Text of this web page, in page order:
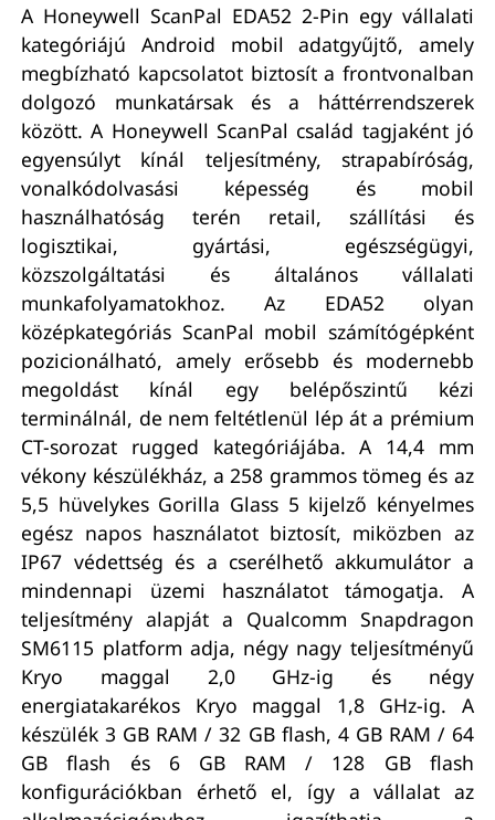
A Honeywell ScanPal EDA52 2-Pin egy vállalati
kategóriájú Android mobil adatgyűjtő, amely
megbízható kapcsolatot biztosít a frontvonalban
dolgozó munkatársak és a háttérrendszerek
között. A Honeywell ScanPal család tagjaként jó
egyensúlyt kínál teljesítmény, strapabíróság,
vonalkódolvasási képesség és mobil
használhatóság terén retail, szállítási és
logisztikai, gyártási, egészségügyi,
közszolgáltatási és általános vállalati
munkafolyamatokhoz. Az EDA52 olyan
középkategóriás ScanPal mobil számítógépként
pozicionálható, amely erősebb és modernebb
megoldást kínál egy belépőszintű kézi
terminálnál, de nem feltétlenül lép át a prémium
CT-sorozat rugged kategóriájába. A 14,4 mm
vékony készülékház, a 258 grammos tömeg és az
5,5 hüvelykes Gorilla Glass 5 kijelző kényelmes
egész napos használatot biztosít, miközben az
IP67 védettség és a cserélhető akkumulátor a
mindennapi üzemi használatot támogatja. A
teljesítmény alapját a Qualcomm Snapdragon
SM6115 platform adja, négy nagy teljesítményű
Kryo maggal 2,0 GHz-ig és négy
energiatakarékos Kryo maggal 1,8 GHz-ig. A
készülék 3 GB RAM / 32 GB flash, 4 GB RAM / 64
GB flash és 6 GB RAM / 128 GB flash
konfigurációkban érhető el, így a vállalat az